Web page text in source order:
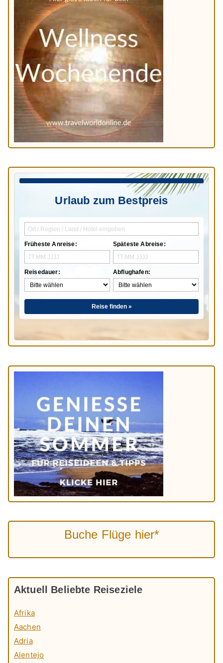
Urlaub zum Bestpreis
Früheste Anreise:
Reisedauer:
Späteste Abreise:
Abflughafen:
Reise finden »
Buche Flüge hier*
Aktuell Beliebte Reiseziele
Afrika
Aachen
Adria
Alentejo